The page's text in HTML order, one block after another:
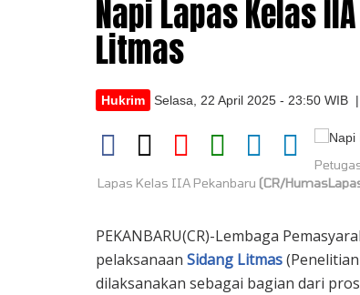
Napi Lapas Kelas
Litmas
Hukrim Selasa, 22 April 2025 - 23:50
Lapas Kelas IIA Pekanbaru (CR/
PEKANBARU(CR)-Lembaga
pelaksanaan Sidang Litmas
dilaksanakan sebagai bagian dari